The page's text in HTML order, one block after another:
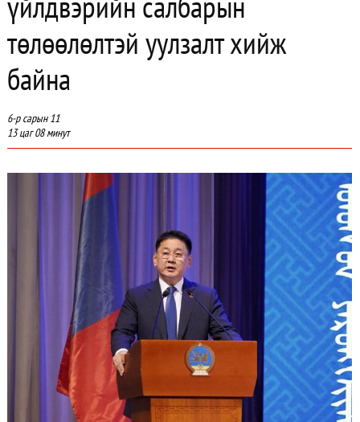
төлөөлөлтэй уулзалт хийж
байна
6-р сарын 11
13 цаг 08 минут